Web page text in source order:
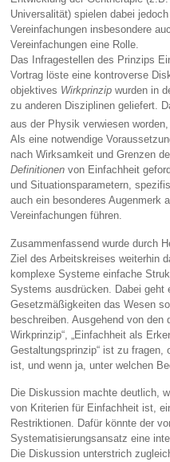
Universalität) spielen dabei
Vereinfachungen insbesondere
Vereinfachungen eine Rolle.
Das Infragestellen des Prinzips
Vortrag löste eine kontroverse
objektives Wirkprinzip wurden in
zu anderen Disziplinen geliefert.
aus der Physik verwiesen
Als eine notwendige
nach Wirksamkeit und Grenzen
Definitionen von Einfachheit
und Situationsparametern,
auch ein besonderes Augenmerk
Vereinfachungen führen.
Zusammenfassend wurde durch
Ziel des Arbeitskreises weiterhin
komplexe Systeme einfache
Systems ausdrücken. Dabei geht
Gesetzmäßigkeiten das Wesen
beschreiben. Ausgehend von den
Wirkprinzip“, „Einfachheit als
Gestaltungsprinzip“ ist zu
ist, und wenn ja, unter welchen
Die Diskussion machte deutlich,
von Kriterien für Einfachheit ist,
Restriktionen. Dafür könnte der
Systematisierungsansatz eine
Die Diskussion unterstrich